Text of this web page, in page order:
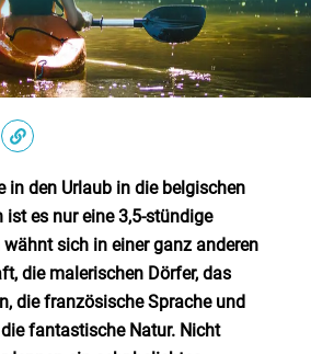
...
in den Urlaub in die belgischen
ist es nur eine 3,5-stündige
sich in einer ganz anderen
die malerischen Dörfer, das
die französische Sprache und
fantastische Natur. Nicht